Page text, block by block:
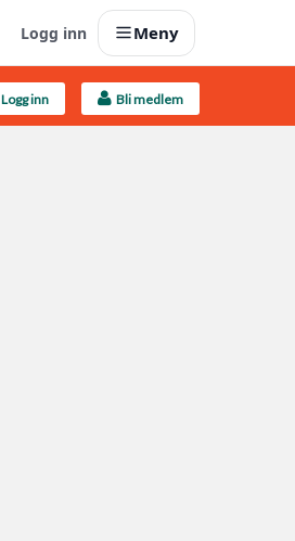
Logg inn Meny
Logg inn Bli medlem